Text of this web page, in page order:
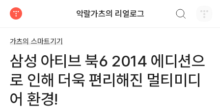
악랄가츠의 리얼로그
가츠의 스마트기기
삼성 아티브 북6 2014 에디션으
로 인해 더욱 편리해진 멀티미디
어 환경!